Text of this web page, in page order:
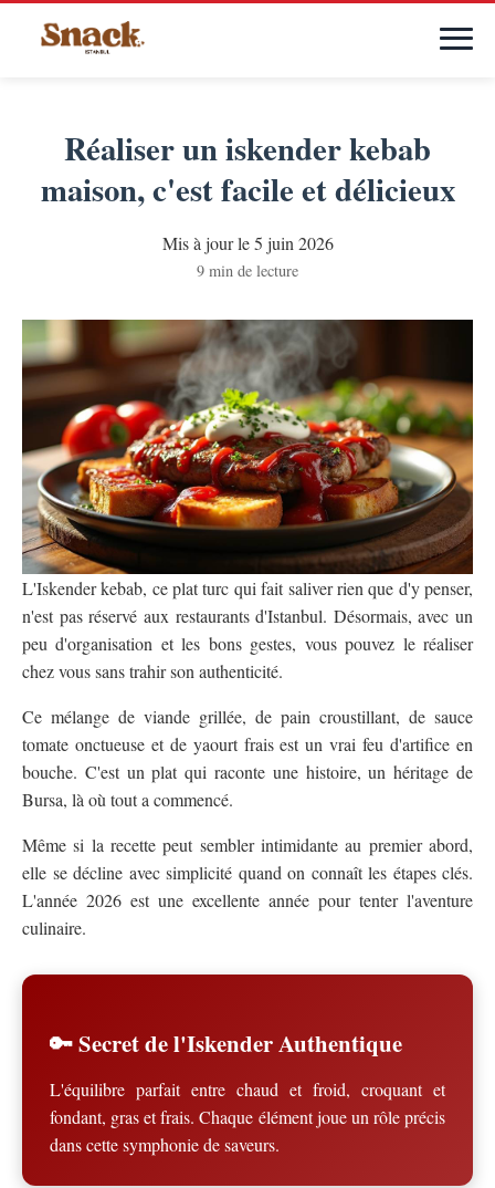
Réaliser un iskender kebab
maison, c'est facile et délicieux
Mis à jour le 5 juin 2026
9 min de lecture
L'Iskender kebab, ce plat turc qui fait saliver rien que d'y penser,
n'est pas réservé aux restaurants d'Istanbul. Désormais, avec un
peu d'organisation et les bons gestes, vous pouvez le réaliser
chez vous sans trahir son authenticité.
Ce mélange de viande grillée, de pain croustillant, de sauce
tomate onctueuse et de yaourt frais est un vrai feu d'artifice en
bouche. C'est un plat qui raconte une histoire, un héritage de
Bursa, là où tout a commencé.
Même si la recette peut sembler intimidante au premier abord,
elle se décline avec simplicité quand on connaît les étapes clés.
L'année 2026 est une excellente année pour tenter l'aventure
culinaire.
🔑 Secret de l'Iskender Authentique
L'équilibre parfait entre chaud et froid, croquant et
fondant, gras et frais. Chaque élément joue un rôle précis
dans cette symphonie de saveurs.